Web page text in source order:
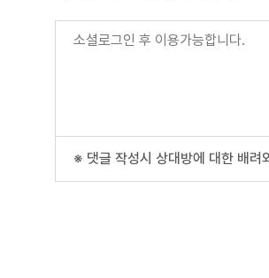
※ 댓글 작성시 상대방에 대한 배려